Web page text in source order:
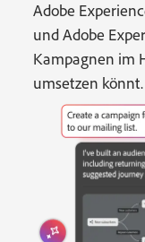
Adobe
und Adobe
Kampagnen im
umsetzen könnt.